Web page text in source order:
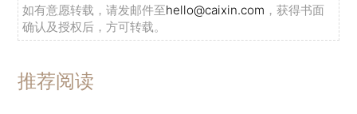
如有意愿转载，请发邮件至hello@caixin.com ，获得书面
确认及授权后，方可转载。
推荐阅读